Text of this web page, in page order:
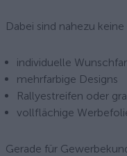
Dabei sind nahezu
individuelle
mehrfarbige Designs
Rallyestreifen oder
vollflächige
Gerade für